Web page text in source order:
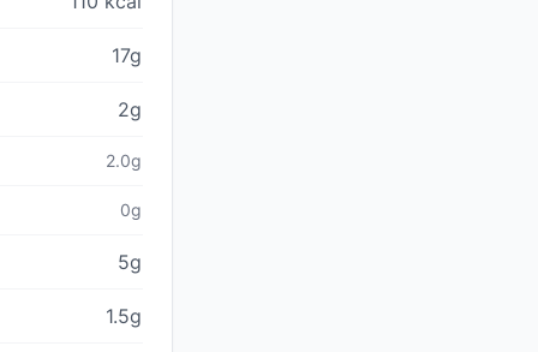
17g
2g
2.0g
0g
5g
1.5g